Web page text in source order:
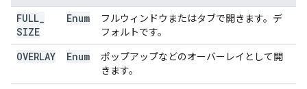
FULL
SIZE
Enum
フルウィンドウまたはタブで開きます。デ
フォルトです。
OVERLAY Enum
ポップアップなどのオーバーレイとして開
きます。